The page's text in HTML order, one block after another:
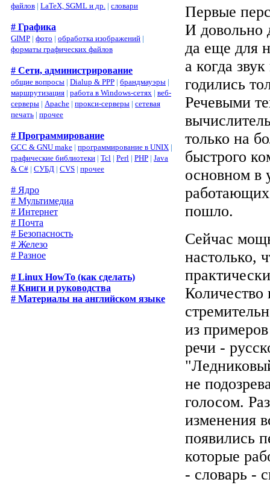
файлов | LaTeX, SGML и др. | словари
# Графика
GIMP | фото | обработка изображений |
форматы графических файлов
# Сети, администрирование
общие вопросы | Dialup & PPP | брандмауэры |
маршрутизация | работа в Windows-сетях | веб-
серверы | Apache | прокси-серверы | сетевая
печать | прочее
# Программирование
GCC & GNU make | программирование в UNIX |
графические библиотеки | Tcl | Perl | PHP | Java
& C# | СУБД | CVS | прочее
# Ядро
# Мультимедиа
# Интернет
# Почта
# Безопасность
# Железо
# Разное
# Linux HowTo (как сделать)
# Книги и руководства
# Материалы на английском языке
Первые
И довольно
да еще для
а когда
годились
Речевыми
только на
быстрого
основном в
работающих
пошло.
Сейчас
настолько,
из примеров
речи -
не
голосом.
изменения
появились
которые
- словарь -